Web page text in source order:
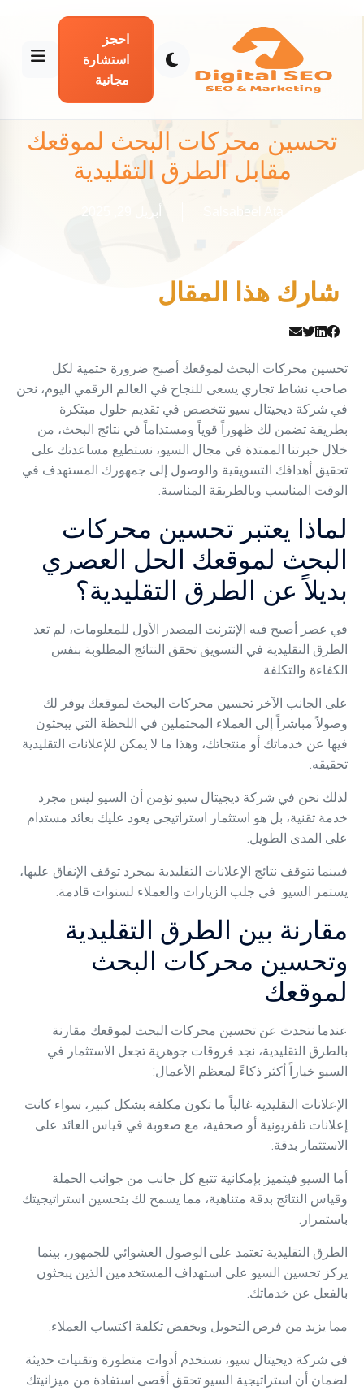
احجز
استشارة
مجانية
تحسين محركات البحث لموقعك
مقابل الطرق التقليدية
Salsabeel Ata أبريل 29, 2025
شارك هذا المقال
تحسين محركات البحث لموقعك أصبح ضرورة حتمية لكل
صاحب نشاط تجاري يسعى للنجاح في العالم الرقمي اليوم، نحن
في شركة ديجيتال سيو نتخصص في تقديم حلول مبتكرة
بطريقة تضمن لك ظهوراً قوياً ومستداماً في نتائج البحث، من
خلال خبرتنا الممتدة في مجال السيو، نستطيع مساعدتك على
تحقيق أهدافك التسويقية والوصول إلى جمهورك المستهدف في
الوقت المناسب وبالطريقة المناسبة.
لماذا يعتبر تحسين محركات
البحث لموقعك الحل العصري
بديلاً عن الطرق التقليدية؟
في عصر أصبح فيه الإنترنت المصدر الأول للمعلومات، لم تعد
الطرق التقليدية في التسويق تحقق النتائج المطلوبة بنفس
الكفاءة والتكلفة.
على الجانب الآخر تحسين محركات البحث لموقعك يوفر لك
وصولاً مباشراً إلى العملاء المحتملين في اللحظة التي يبحثون
فيها عن خدماتك أو منتجاتك، وهذا ما لا يمكن للإعلانات التقليدية
تحقيقه.
لذلك نحن في شركة ديجيتال سيو نؤمن أن السيو ليس مجرد
خدمة تقنية، بل هو استثمار استراتيجي يعود عليك بعائد مستدام
على المدى الطويل.
فبينما تتوقف نتائج الإعلانات التقليدية بمجرد توقف الإنفاق عليها،
يستمر السيو في جلب الزيارات والعملاء لسنوات قادمة.
مقارنة بين الطرق التقليدية
وتحسين محركات البحث
لموقعك
عندما نتحدث عن تحسين محركات البحث لموقعك مقارنة
بالطرق التقليدية، نجد فروقات جوهرية تجعل الاستثمار في
السيو خياراً أكثر ذكاءً لمعظم الأعمال:
الإعلانات التقليدية غالباً ما تكون مكلفة بشكل كبير، سواء كانت
إعلانات تلفزيونية أو صحفية، مع صعوبة في قياس العائد على
الاستثمار بدقة.
أما السيو فيتميز بإمكانية تتبع كل جانب من جوانب الحملة
وقياس النتائج بدقة متناهية، مما يسمح لك بتحسين استراتيجيتك
باستمرار.
الطرق التقليدية تعتمد على الوصول العشوائي للجمهور، بينما
يركز تحسين السيو على استهداف المستخدمين الذين يبحثون
بالفعل عن خدماتك.
مما يزيد من فرص التحويل ويخفض تكلفة اكتساب العملاء.
في شركة ديجيتال سيو، نستخدم أدوات متطورة وتقنيات حديثة
لضمان أن استراتيجية السيو تحقق أقصى استفادة من ميزانيتك